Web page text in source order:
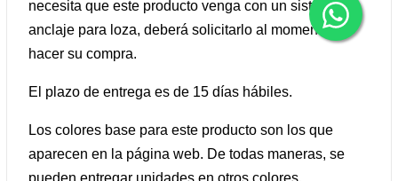
necesita que este producto venga con un sistema de
anclaje para loza, deberá solicitarlo al momento de
hacer su compra.
El plazo de entrega es de 15 días hábiles.
Los colores base para este producto son los que
aparecen en la página web. De todas maneras, se